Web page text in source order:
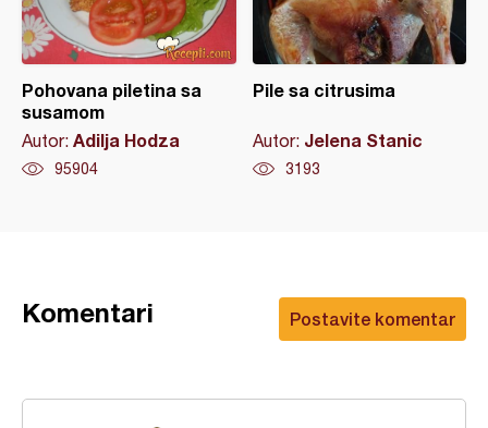
Pohovana piletina sa
susamom
Autor: Adilja Hodza
95904
Pile sa citrusima
Autor: Jelena Stanic
3193
Postavite komentar
Komentari